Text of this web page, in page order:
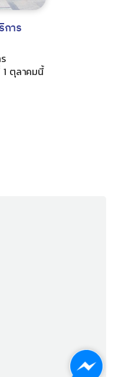
การ
1 ตุลาคมนี้